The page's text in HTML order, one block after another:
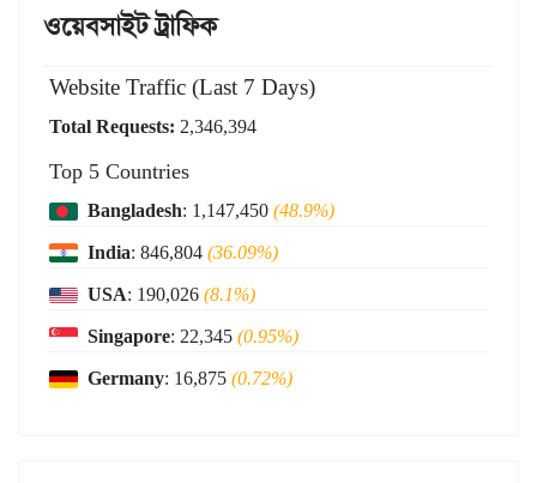
ওয়েবসাইট ট্রাফিক
Website Traffic (Last 7 Days)
Total Requests: 2,346,394
Top 5 Countries
Bangladesh: 1,147,450(48.9%)
India: 846,804(36.09%)
USA: 190,026(8.1%)
Singapore: 22,345(0.95%)
Germany: 16,875(0.72%)